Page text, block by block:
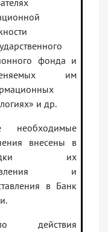
фонда и
им
и др.
необходимые
внесены в
их
и
в Банк
действия